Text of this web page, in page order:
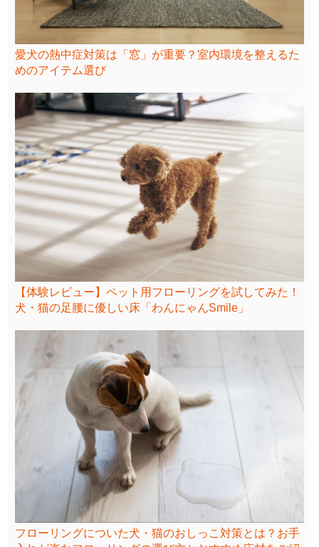
愛犬の熱中症対策は「窓」が重要？室内環境を整えるた
めのアイテム選び
【体験レビュー】ペット用フローリングを試してみた！
犬・猫の足腰に優しい床「わんにゃんSmile」
フローリングについた犬・猫のおしっこ対策とは？お手